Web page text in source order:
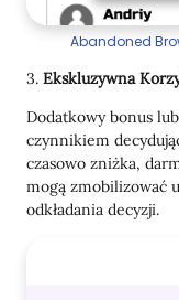
Abandoned
3. Ekskluzywna
Dodatkowy bonus
czynnikiem
czasowo zniżka,
mogą zmobilizować
odkładania decyzji.